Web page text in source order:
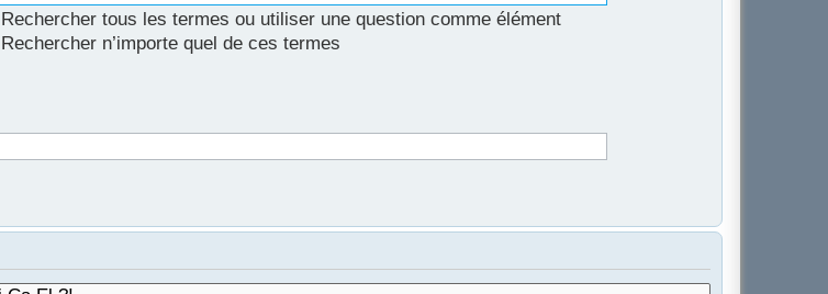
Rechercher tous les termes ou utiliser une question comme élément
Rechercher n’importe quel de ces termes